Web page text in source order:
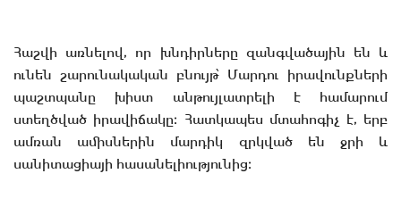
Հաշվի առնելով, որ խնդիրները զանգվածային են և
ունեն շարունակական բնույթ՝ Մարդու իրավունքների
պաշտպանը խիստ անթույլատրելի է համարում
ստեղծված իրավիճակը։ Հատկապես մտահոգիչ է, երբ
ամռան ամիսներին մարդիկ զրկված են ջրի և
սանիտացիայի հասանելիությունից։